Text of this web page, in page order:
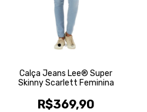
Calça Jeans Lee® Super
Skinny Scarlett Feminina
R$369,90